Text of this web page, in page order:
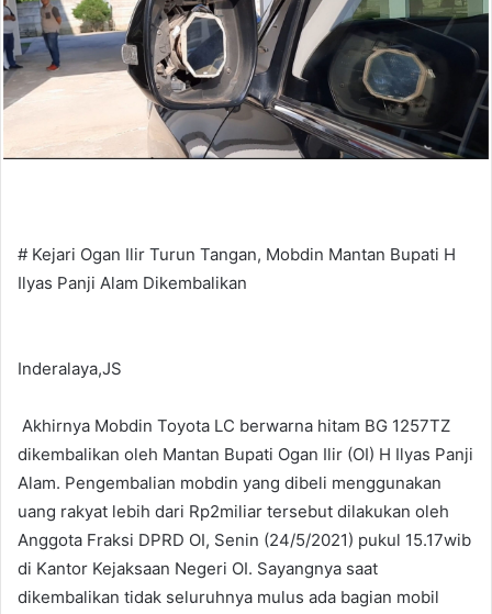
# Kejari Ogan Ilir Turun Tangan, Mobdin Mantan Bupati H
Ilyas Panji Alam Dikembalikan
Inderalaya,JS
Akhirnya Mobdin Toyota LC berwarna hitam BG 1257TZ
dikembalikan oleh Mantan Bupati Ogan Ilir (OI) H Ilyas Panji
Alam. Pengembalian mobdin yang dibeli menggunakan
uang rakyat lebih dari Rp2miliar tersebut dilakukan oleh
Anggota Fraksi DPRD OI, Senin (24/5/2021) pukul 15.17wib
di Kantor Kejaksaan Negeri OI. Sayangnya saat
dikembalikan tidak seluruhnya mulus ada bagian mobil